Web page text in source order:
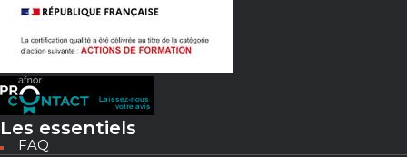
Les essentiels
FAQ